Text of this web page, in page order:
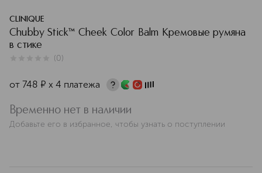
CLINIQUE
Chubby Stick™ Cheek Color Balm Кремовые румяна
в стике
(0)
от 748 ¤ х 4 платежа
Временно нет в наличии
Добавьте его в избранное, чтобы узнать о поступлении